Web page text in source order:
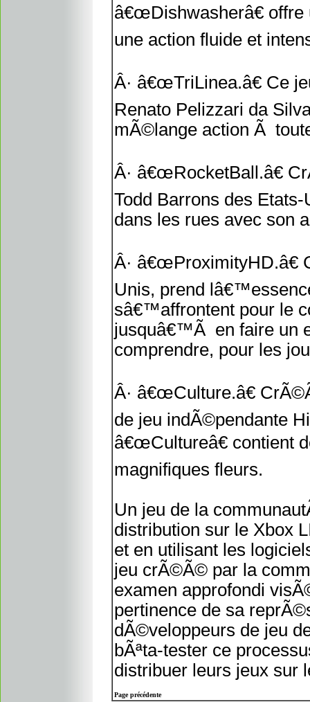
â€œDishwasherâ€
une action fluide et
Â· â€œTriLinea.â€ Ce
Renato Pelizzari da
mÃ©lange action Ã
Â· â€œRocketBall.â€
Todd Barrons des
dans les rues avec son
Â·
Unis, prend
sâ€™affrontent pour le
jusquâ€™Ã en faire un
comprendre, pour les
Â· â€œCulture.â€
de jeu indÃ©pendante
â€œCultureâ€ contient
magnifiques fleurs.
Un jeu de la
distribution sur le Xbox
et en utilisant les
jeu crÃ©Ã© par la
examen approfondi
pertinence de sa
dÃ©veloppeurs de jeu
bÃªta-tester ce
distribuer leurs jeux
Page précédente